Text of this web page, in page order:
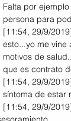
Falta por
persona para
[11:54, 29/9/
esto...yo me vine
motivos de
que es contrato
[11:54, 29/9/
síntoma de estar
[11:54, 29/9/